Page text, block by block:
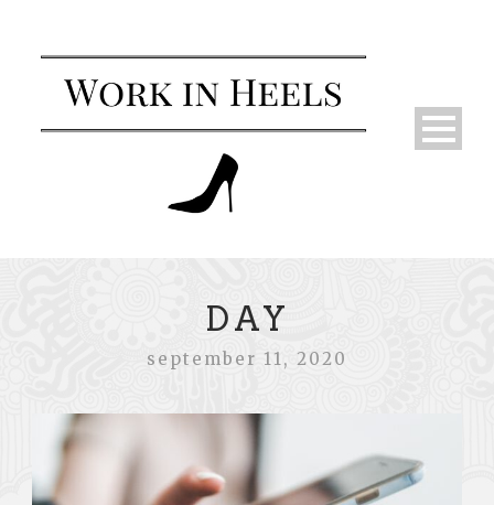
DAY
september 11, 2020